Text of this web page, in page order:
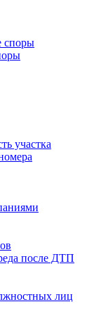
споры
участка
после ДТП
лиц